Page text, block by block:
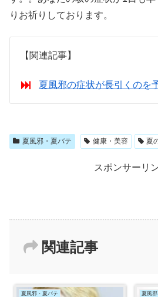
りお祈りしております。
【関連記事】
夏風邪の症状が長引くのを
夏風邪・夏バテ 健康・美容 夏
スポンサーリ
関連記事
夏風邪・夏バテ 夏風